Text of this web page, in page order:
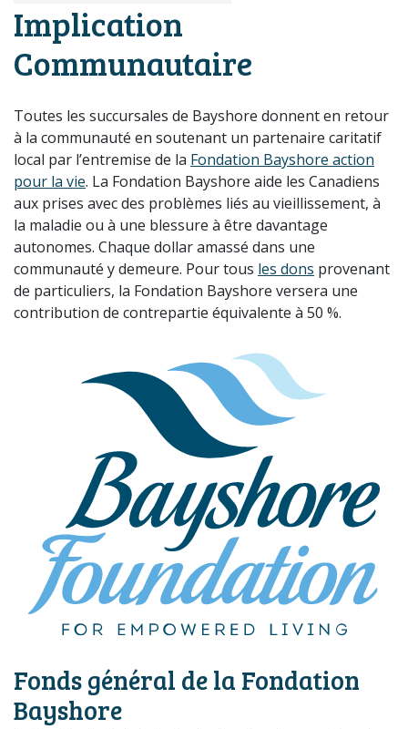
Implication
Communautaire
Toutes les succursales de Bayshore donnent en retour
à la communauté en soutenant un partenaire caritatif
local par l’entremise de la Fondation Bayshore action
pour la vie. La Fondation Bayshore aide les Canadiens
aux prises avec des problèmes liés au vieillissement, à
la maladie ou à une blessure à être davantage
autonomes. Chaque dollar amassé dans une
communauté y demeure. Pour tous les dons provenant
de particuliers, la Fondation Bayshore versera une
contribution de contrepartie équivalente à 50 %.
Fonds général de la Fondation
Bayshore